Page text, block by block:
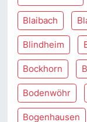
Blaibach
Blindheim
Bockhorn
Bodenwöhr
Bogenhausen